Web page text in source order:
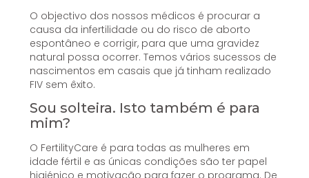
O objectivo dos nossos médicos é procurar a
causa da infertilidade ou do risco de aborto
espontâneo e corrigir, para que uma gravidez
natural possa ocorrer. Temos vários sucessos de
nascimentos em casais que já tinham realizado
FIV sem êxito.
Sou solteira. Isto também é para
mim?
O FertilityCare é para todas as mulheres em
idade fértil e as únicas condições são ter papel
higiénico e motivação para fazer o programa. De